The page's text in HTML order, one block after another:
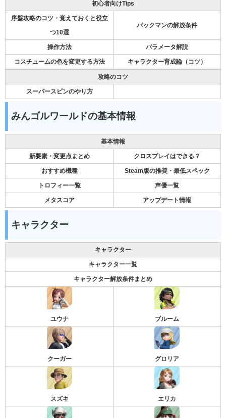
初心者向けTips
序盤攻略のコツ・覚えておくと役立
つ10選
パックマンの解放条件
操作方法 パラメータ解説
コスチュームの色を変更する方法 キャラクター育成論（コツ）
攻略のコツ
スーパースピンのやり方
みんゴルワールドの基本情報
基本情報
新要素・変更点まとめ クロスプレイはできる？
おすすめ機種 Steam版の推奨・最低スペック
トロフィー一覧 声優一覧
メタスコア アップデート情報
キャラクター
キャラクター
キャラクター一覧
キャラクター解放条件まとめ
ユウナ ブルーム
クーガー グロリア
スズキ エリカ